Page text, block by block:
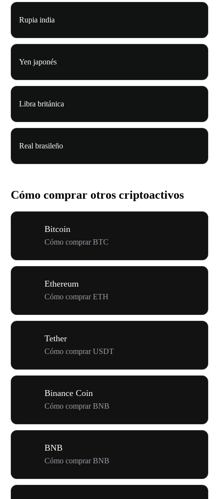
Rupia india
Yen japonés
Libra británica
Real brasileño
Cómo comprar otros criptoactivos
Bitcoin
Cómo comprar BTC
Ethereum
Cómo comprar ETH
Tether
Cómo comprar USDT
Binance Coin
Cómo comprar BNB
BNB
Cómo comprar BNB